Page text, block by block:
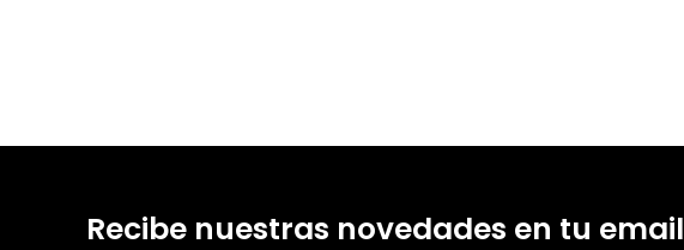
Recibe nuestras novedades en tu email